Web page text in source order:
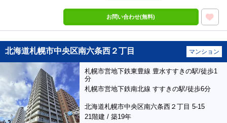
お問い合わせ(無料)
北海道札幌市中央区南六条西２丁目 マンション
札幌市営地下鉄東豊線 豊水すすきの駅/徒歩1
分
札幌市営地下鉄南北線 すすきの駅/徒歩6分
北海道札幌市中央区南六条西２丁目 5-15
21階建 / 築19年